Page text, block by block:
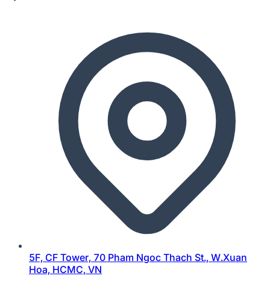
5F, CF Tower, 70 Pham Ngoc Thach St., W.Xuan
Hoa, HCMC, VN